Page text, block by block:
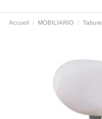
Accueil MOBILIARIO